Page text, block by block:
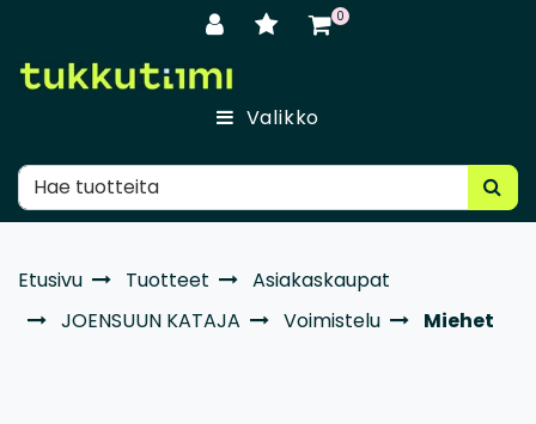
0
Valikko
Etusivu Tuotteet
Asiakaskaupat
JOENSUUN KATAJA
Voimistelu Miehet